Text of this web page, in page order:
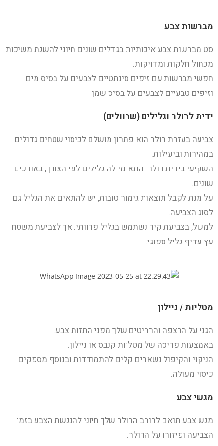
מברשות צבע
סט מברשות צבע איכותיות בגדלים שונים חיוני להשגת משיכות
מכחול חלקות ומדויקות.
חפשי מברשות עם זיפים סינתטיים לצבעים על בסיס מים
וזיפים טבעיים לצבעים על בסיס שמן.
ידית לרולר וגלילים (שרוולים)
צביעה בעזרת רולר הוא פתרון מושלם לכיסוי שטחים גדולים
במהירות וביעילות.
השקיעי בידית רולר והתאימי לה גלילים לפי הצורך, באורכים
שונים.
על מנת לקבל תוצאות גימור טובות, יש להתאים את הגליל גם
לסוג הצביעה.
למשל, בצביעת קיר נשתמש בגליל פרוותי. אך לצביעת משטח
עץ עדיף גליל ספוגי.
מטליות / ניילון
הגני על הרצפה והרהיטים שלך מפני התזות צבע.
באמצעות פריסה של מטליות קנבס או ניילון.
הניקוי והקיפול נשארים קלים להתמודדות ובנוסף מספקים
כיסוי מעולה.
מגשי צבע
מגש צבע תואם לרוחב הרולר שלך חיוני להנגשת הצבע בזמן
הצביעה ופיזורו על הרולר.